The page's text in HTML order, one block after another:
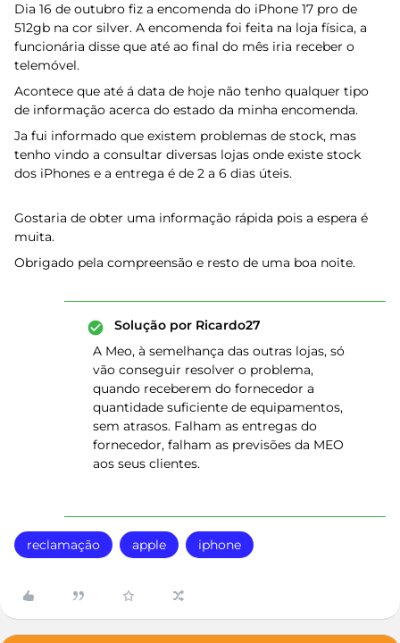
Dia 16 de outubro fiz a encomenda do iPhone 17 pro de
512gb na cor silver. A encomenda foi feita na loja física, a
funcionária disse que até ao final do mês iria receber o
telemóvel.
Acontece que até á data de hoje não tenho qualquer tipo
de informação acerca do estado da minha encomenda.
Ja fui informado que existem problemas de stock, mas
tenho vindo a consultar diversas lojas onde existe stock
dos iPhones e a entrega é de 2 a 6 dias úteis.
Gostaria de obter uma informação rápida pois a espera é
muita.
Obrigado pela compreensão e resto de uma boa noite.
Solução por Ricardo27
A Meo, à semelhança das outras lojas, só
vão conseguir resolver o problema,
quando receberem do fornecedor a
quantidade suficiente de equipamentos,
sem atrasos. Falham as entregas do
fornecedor, falham as previsões da MEO
aos seus clientes.
reclamação apple iphone